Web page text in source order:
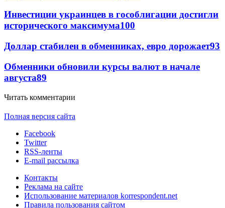
Инвестиции украинцев в гособлигации достигли
исторического максимума100
Доллар стабилен в обменниках, евро дорожает93
Обменники обновили курсы валют в начале
августа89
Читать комментарии
Полная версия сайта
Facebook
Twitter
RSS-ленты
E-mail рассылка
Контакты
Реклама на сайте
Использование материалов korrespondent.net
Правила пользования сайтом